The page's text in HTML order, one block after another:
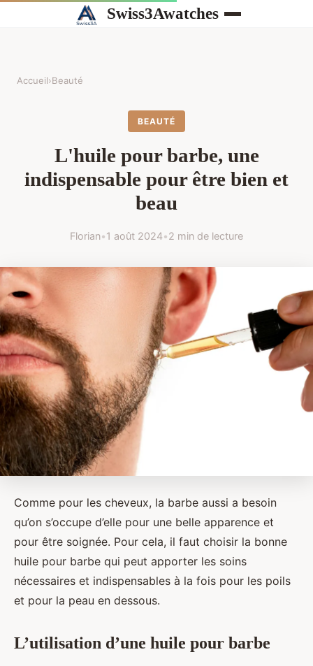
Swiss3Awatches
Accueil›Beauté
BEAUTÉ
L'huile pour barbe, une
indispensable pour être bien et
beau
Florian•1 août 2024•2 min de lecture
Comme pour les cheveux, la barbe aussi a besoin
qu’on s’occupe d’elle pour une belle apparence et
pour être soignée. Pour cela, il faut choisir la bonne
huile pour barbe qui peut apporter les soins
nécessaires et indispensables à la fois pour les poils
et pour la peau en dessous.
L’utilisation d’une huile pour barbe